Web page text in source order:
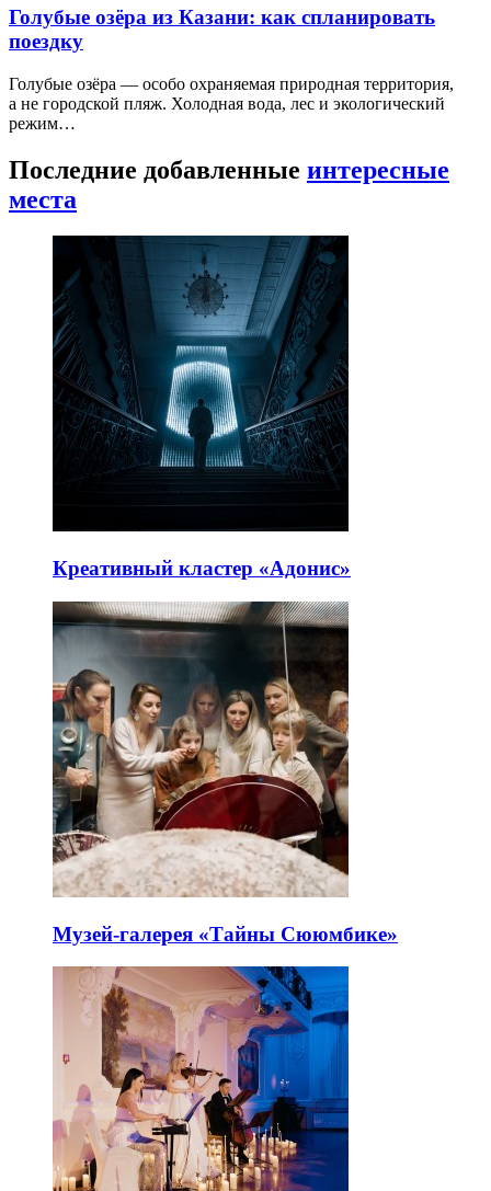
Голубые озёра из Казани: как спланировать
поездку
Голубые озёра — особо охраняемая природная территория,
а не городской пляж. Холодная вода, лес и экологический
режим…
Последние добавленные интересные
места
Креативный кластер «Адонис»
Музей-галерея «Тайны Сююмбике»